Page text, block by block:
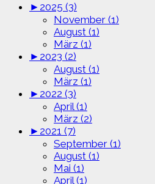
► 2025 (3)
November (1)
August (1)
März (1)
► 2023 (2)
August (1)
März (1)
► 2022 (3)
April (1)
März (2)
► 2021 (7)
September (1)
August (1)
Mai (1)
April (1)